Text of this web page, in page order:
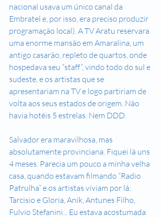
nacional usava um único canal da
Embratel e, por isso, era preciso produzir
programação local). A TV Aratu reservara
uma enorme mansão em Amaralina, um
antigo casarão, repleto de quartos, onde
hospedava seu “staff”, vindo todo do sul e
sudeste, e os artistas que se
apresentariam na TV e logo partiriam de
volta aos seus estados de origem. Não
havia hotéis 5 estrelas. Nem DDD.
Salvador era maravilhosa, mas
absolutamente provinciana. Fiquei lá uns
4 meses. Parecia um pouco a minha velha
casa, quando estavam filmando “Radio
Patrulha” e os artistas viviam por lá:
Tarcisio e Gloria, Anik, Antunes Filho,
Fulvio Stefanini... Eu estava acostumada